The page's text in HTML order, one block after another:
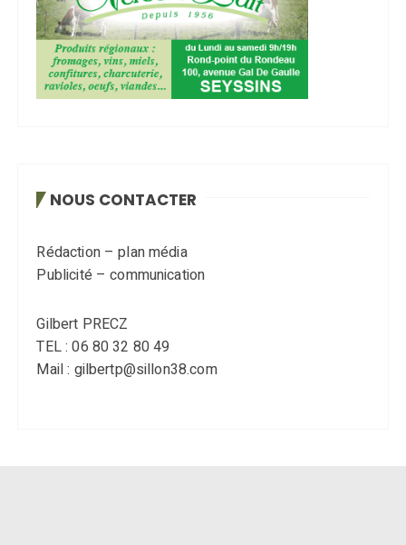
NOUS CONTACTER
Rédaction – plan média
Publicité – communication
Gilbert PRECZ
TEL : 06 80 32 80 49
Mail : gilbertp@sillon38.com